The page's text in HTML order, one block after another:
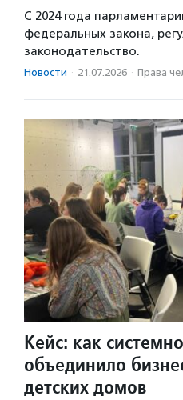
С 2024 года
федеральных закона,
законодательство.
Новости · 21.07.2026 · Права
Кейс: как
объединило
детских домов